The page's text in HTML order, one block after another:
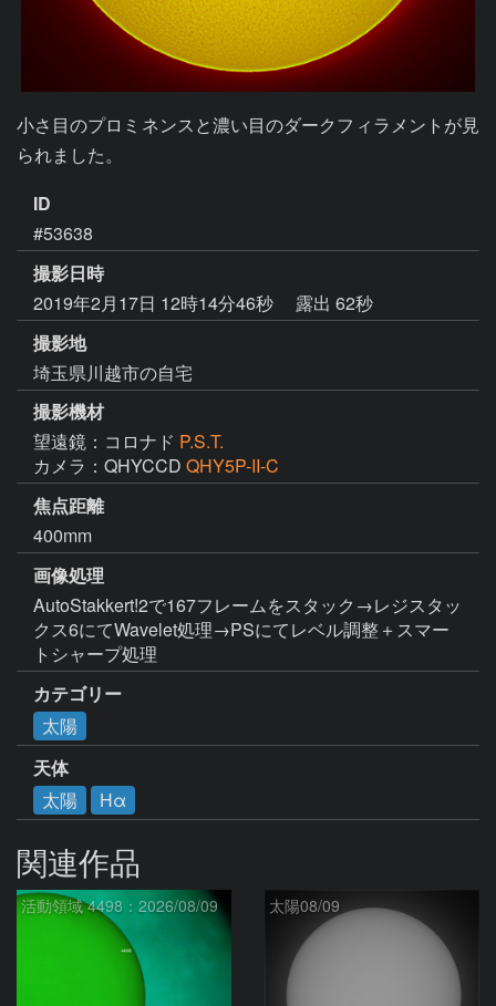
小さ目のプロミネンスと濃い目のダークフィラメントが見
られました。
ID
#53638
撮影日時
2019年2月17日 12時14分46秒
露出 62秒
撮影地
埼玉県川越市の自宅
撮影機材
望遠鏡：コロナド P.S.T.
カメラ：QHYCCD QHY5P-II-C
焦点距離
400mm
画像処理
AutoStakkert!2で167フレームをスタック→レジスタッ
クス6にてWavelet処理→PSにてレベル調整＋スマー
トシャープ処理
カテゴリー
太陽
天体
太陽
Hα
関連作品
活動領域 4498：2026/08/09 太陽08/09